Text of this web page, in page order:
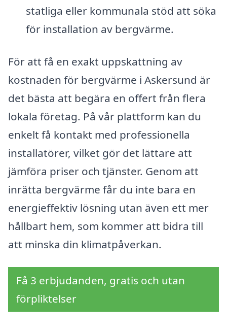
statliga eller kommunala stöd att söka
för installation av bergvärme.
För att få en exakt uppskattning av
kostnaden för bergvärme i Askersund är
det bästa att begära en offert från flera
lokala företag. På vår plattform kan du
enkelt få kontakt med professionella
installatörer, vilket gör det lättare att
jämföra priser och tjänster. Genom att
inrätta bergvärme får du inte bara en
energieffektiv lösning utan även ett mer
hållbart hem, som kommer att bidra till
att minska din klimatpåverkan.
Få 3 erbjudanden, gratis och utan
förpliktelser